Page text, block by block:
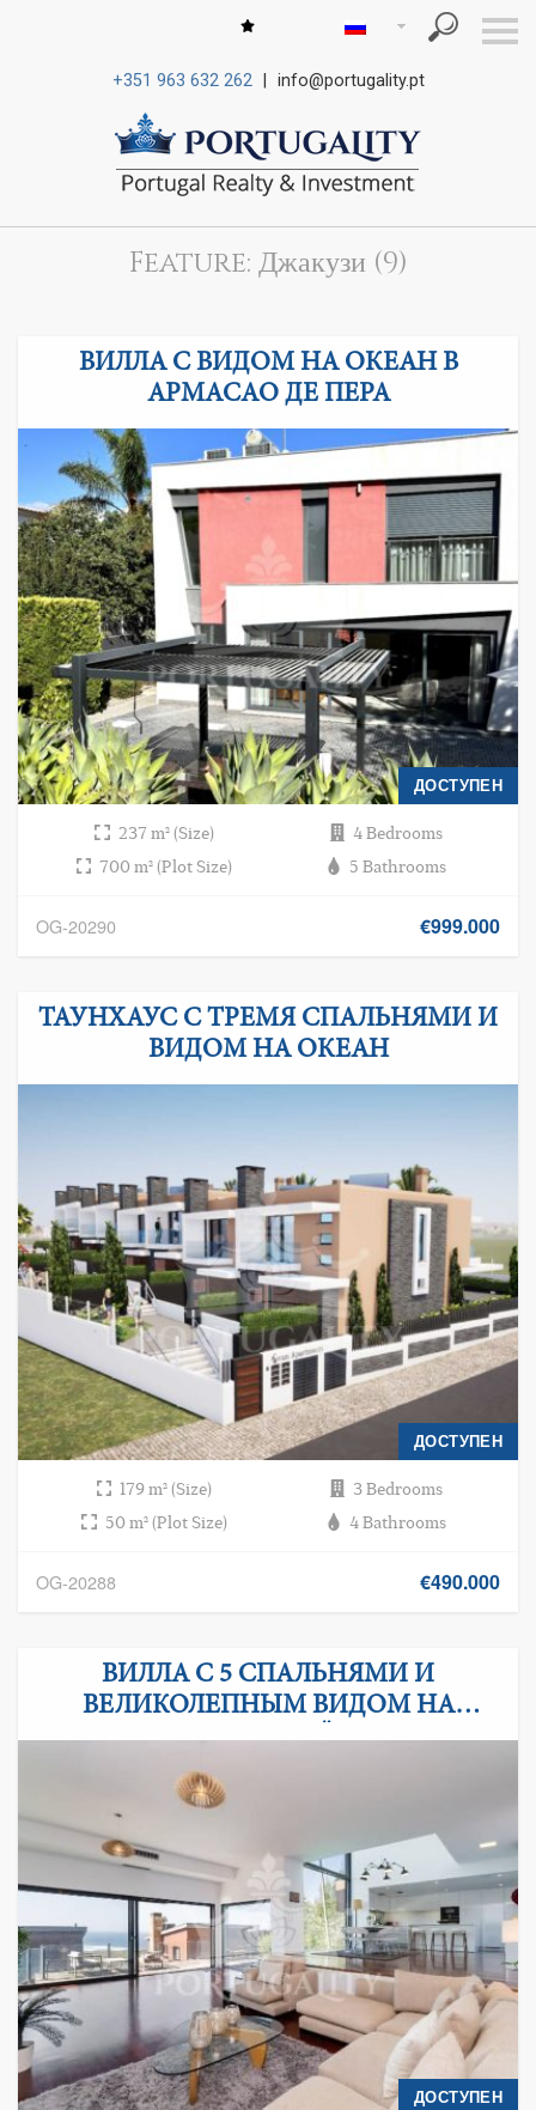
+351 963 632 262 info@portugality.pt
S
k
Feature: Джакузи (9)
ВИЛЛА С ВИДОМ НА ОКЕАН В
АРМАСАО ДЕ ПЕРА
ДОСТУПЕН
237 m² (Size)
4 Bedrooms
700 m² (Plot Size)
5 Bathrooms
OG-20290 €999.000
ТАУНХАУС С ТРЕМЯ СПАЛЬНЯМИ И
ВИДОМ НА ОКЕАН
ДОСТУПЕН
179 m² (Size)
3 Bedrooms
50 m² (Plot Size)
4 Bathrooms
OG-20288 €490.000
ВИЛЛА С 5 СПАЛЬНЯМИ И
ВЕЛИКОЛЕПНЫМ ВИДОМ НА
АТЛАНТИЧЕСКИЙ ОКЕАН
ДОСТУПЕН